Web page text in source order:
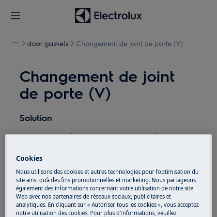
door gaskets Changement de joint de porte (V)
Changement de joint
de porte (V)
Solution
Avant toute opération de maintenance, éteignez
Faites toujours attention lorsque vous déplacez des
appareils, pour les appareils lourds, il faut deux
personnes pour le déplacer.
Utilisez toujours des gants de sécurité et des
Cookies
Nous utilisons des cookies et autres technologies pour l’optimisation du
site ainsi qu’à des fins promotionnelles et marketing. Nous partageons
également des informations concernant votre utilisation de notre site
Web avec nos partenaires de réseaux sociaux, publicitaires et
analytiques. En cliquant sur « Autoriser tous les cookies », vous acceptez
notre utilisation des cookies. Pour plus d'informations, veuillez